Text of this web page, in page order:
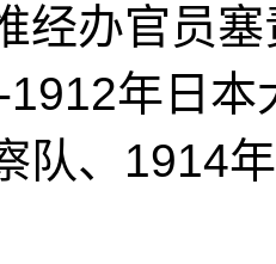
经办官员
年日
队、1914